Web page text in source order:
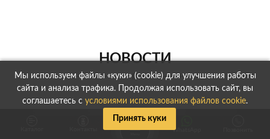
WhatsApp
НОВОСТИ
Мы используем файлы «куки» (cookie) для улучшения работы
сайта и анализа трафика. Продолжая использовать сайт, вы
соглашаетесь с условиями использования файлов cookie.
Принять куки